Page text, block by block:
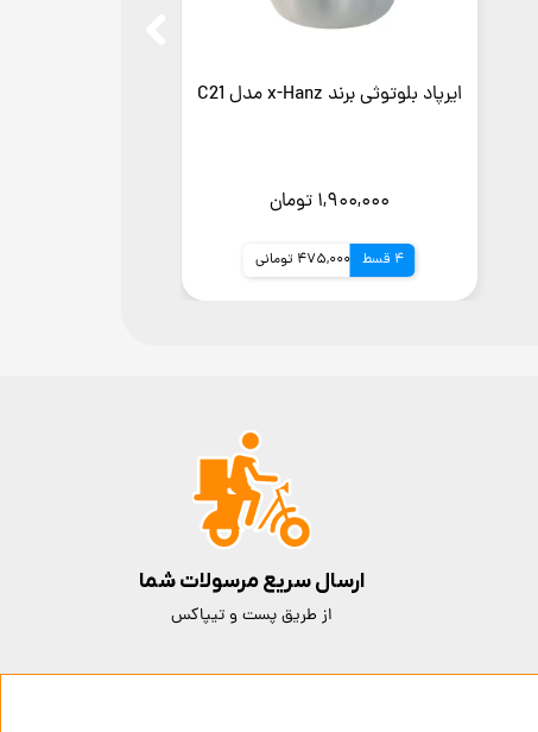
ایرپاد بلوتوثی برند x-Hanz مدل C21
۱,۹۰۰,۰۰۰ تومان
4 قسط 475,000 تومانی
ارسال سریع مرسولات شما
از طریق پست و تیپاکس